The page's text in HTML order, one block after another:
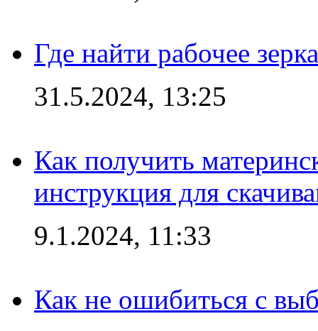
Где найти рабочее
31.5.2024, 13:25
Как получить
инструкция для
9.1.2024, 11:33
Как не ошибиться с